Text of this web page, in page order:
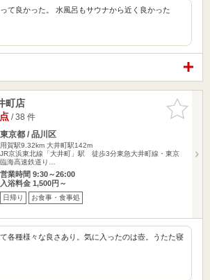
て良かった。 水風呂もサウナから近く良かった
お気に入
りに追加
町店
/ 38 件
東京都 / 品川区
用賀駅9.32km 大井町駅142m
JR京浜東北線「大井町」駅 徒歩3分東急大井町線・東京
臨海高速鉄道り…
営業時間 9:30～26:00
入浴料金 1,500円～
日帰り お食事・食事処
各種様々な良さあり。気に入ったのは壺。うたた寝